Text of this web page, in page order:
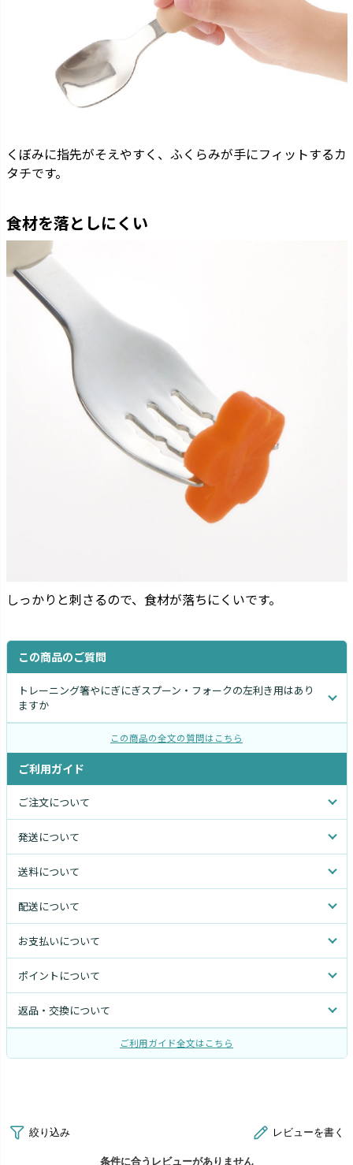
くぼみに指先がそえやすく、ふくらみが手にフィットするカ
タチです。
食材を落としにくい
しっかりと刺さるので、食材が落ちにくいです。
この商品のご質問
トレーニング箸やにぎにぎスプーン・フォークの左利き用はあり
ますか
この商品の全文の質問はこちら
ご利用ガイド
ご注文について
発送について
送料について
配送について
お支払いについて
ポイントについて
返品・交換について
ご利用ガイド全文はこちら